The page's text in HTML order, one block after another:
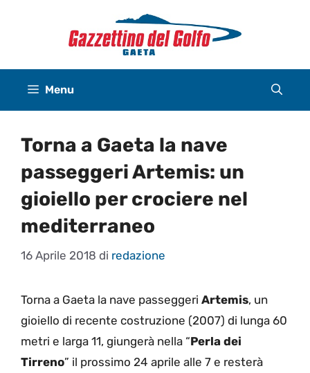
Menu
Torna a Gaeta la nave
passeggeri Artemis: un
gioiello per crociere nel
mediterraneo
16 Aprile 2018 di redazione
Torna a Gaeta la nave passeggeri Artemis, un
gioiello di recente costruzione (2007) di lunga 60
metri e larga 11, giungerà nella “Perla dei
Tirreno” il prossimo 24 aprile alle 7 e resterà